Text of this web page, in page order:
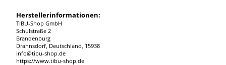
Herstellerinformationen:
TIBU-Shop GmbH
Schulstraße 2
Brandenburg
Drahnsdorf, Deutschland, 15938
info@tibu-shop.de
https://www.tibu-shop.de